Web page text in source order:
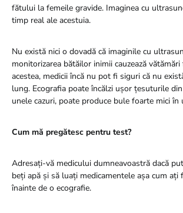
fătului la femeile gravide. Imaginea cu
timp real ale acestuia.
Nu există nici o dovadă că imaginile cu
monitorizarea bătăilor inimii cauzează
acestea, medicii încă nu pot fi siguri că nu
lung. Ecografia poate încălzi ușor țesuturile
unele cazuri, poate produce bule foarte mici în
Cum mă pregătesc pentru test?
Adresați-vă medicului dumneavoastră dacă
beți apă și să luați medicamentele așa cum ați
înainte de o ecografie.